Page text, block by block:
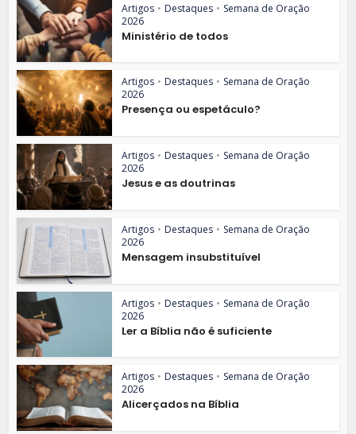
Artigos • Destaques • Semana de Oração
2026
Ministério de todos
Artigos • Destaques • Semana de Oração
2026
Presença ou espetáculo?
Artigos • Destaques • Semana de Oração
2026
Jesus e as doutrinas
Artigos • Destaques • Semana de Oração
2026
Mensagem insubstituível
Artigos • Destaques • Semana de Oração
2026
Ler a Bíblia não é suficiente
Artigos • Destaques • Semana de Oração
2026
Alicerçados na Bíblia